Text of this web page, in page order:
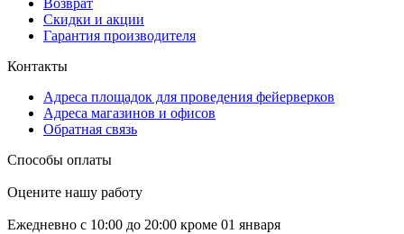
Скидки и акции
Гарантия производителя
Контакты
Адреса площадок для проведения фейерверков
Адреса магазинов и офисов
Обратная связь
Способы оплаты
Оцените нашу работу
Ежедневно с 10:00 до 20:00 кроме 01 января